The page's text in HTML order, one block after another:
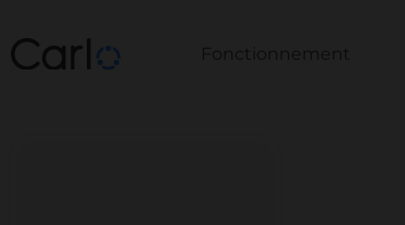
Fonctionnement